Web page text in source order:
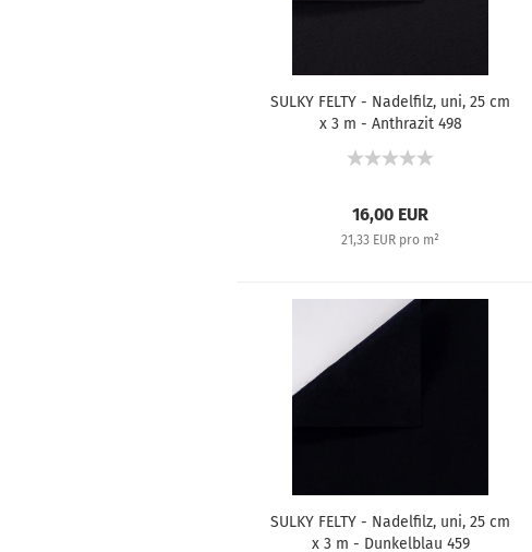
SULKY FELTY - Nadelfilz, uni, 25 cm
x 3 m - Anthrazit 498
16,00 EUR
21,33 EUR pro m²
SULKY FELTY - Nadelfilz, uni, 25 cm
x 3 m - Dunkelblau 459